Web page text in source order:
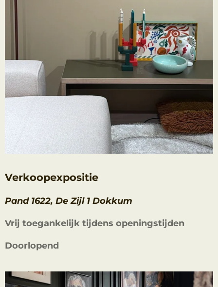
Verkoopexpositie
Pand 1622, De Zijl 1 Dokkum
Vrij toegankelijk tijdens openingstijden
Doorlopend